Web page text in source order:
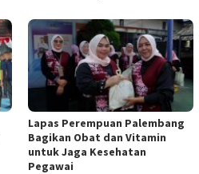
Lapas Perempuan Palembang
Bagikan Obat dan Vitamin
untuk Jaga Kesehatan
Pegawai